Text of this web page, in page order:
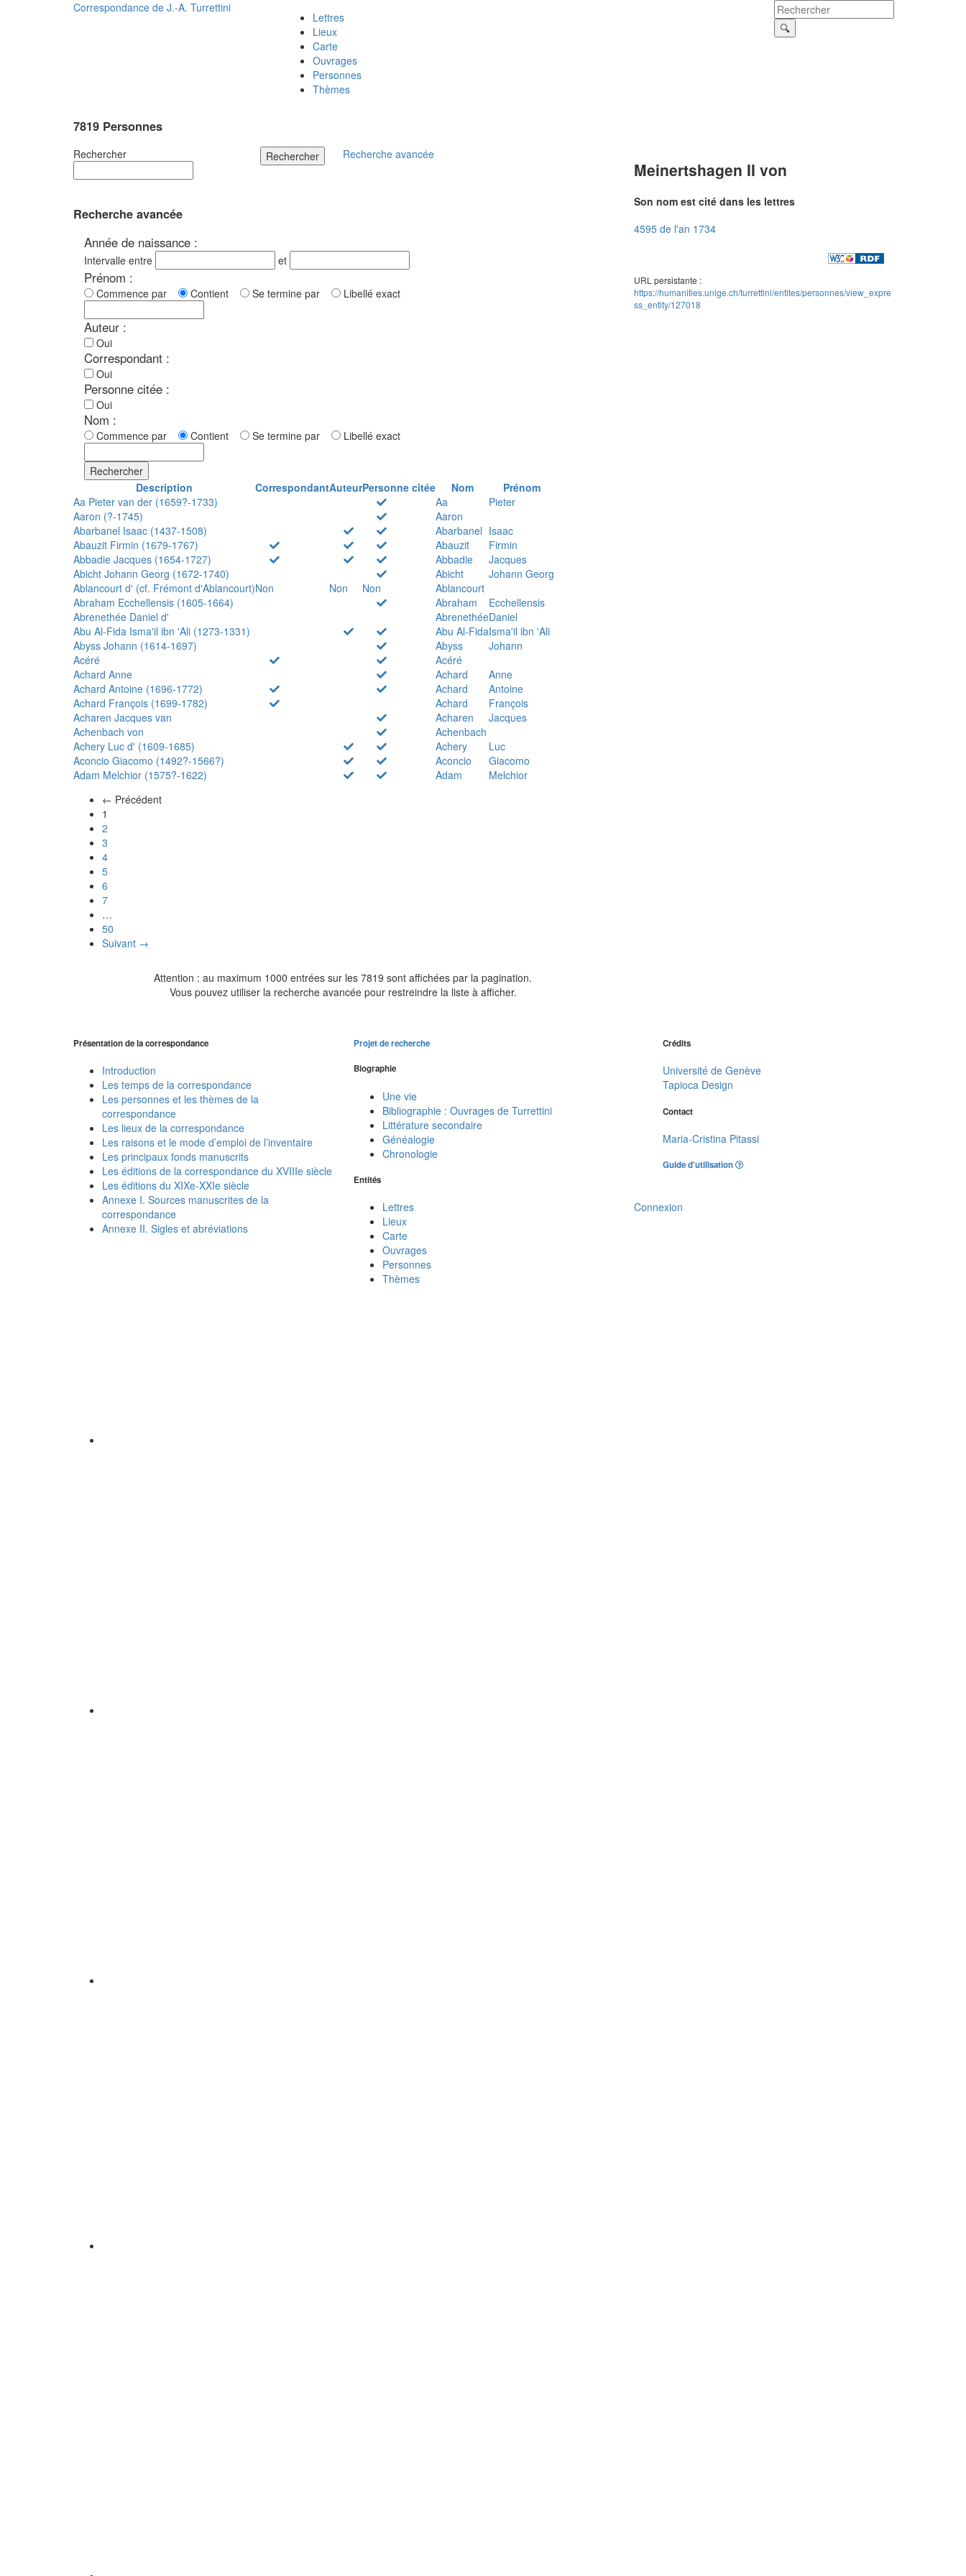
Correspondance de J.-A. Turrettini
Lettres
Lieux
Carte
Ouvrages
Personnes
Thèmes
7819 Personnes
Rechercher Rechercher Recherche avancée
Recherche avancée
Année de naissance :
Intervalle entre et
Prénom :
Commence par Contient Se termine par Libellé exact
Auteur :
Oui
Correspondant :
Oui
Personne citée :
Oui
Nom :
Commence par Contient Se termine par Libellé exact
Rechercher
Description
CorrespondantAuteurPersonne citée Nom
Prénom
Aa Pieter van der (1659?-1733)
Aa
Pieter
Aaron (?-1745)
Aaron
Abarbanel Isaac (1437-1508)
Abarbanel Isaac
Abauzit Firmin (1679-1767)
Abauzit
Firmin
Abbadie Jacques (1654-1727)
Abbadie
Jacques
Abicht Johann Georg (1672-1740)
Abicht
Johann Georg
Ablancourt d' (cf. Frémont d'Ablancourt)Non Non Non
Ablancourt
Abraham Ecchellensis (1605-1664)
Abraham
Ecchellensis
Abrenethée Daniel d'
AbrenethéeDaniel
Abu Al-Fida Isma'il ibn 'Ali (1273-1331)
Abu Al-FidaIsma'il ibn 'Ali
Abyss Johann (1614-1697)
Abyss
Johann
Acéré
Acéré
Achard Anne
Achard
Anne
Achard Antoine (1696-1772)
Achard
Antoine
Achard François (1699-1782)
Achard
François
Acharen Jacques van
Acharen
Jacques
Achenbach von
Achenbach
Achery Luc d' (1609-1685)
Achery
Luc
Aconcio Giacomo (1492?-1566?)
Aconcio
Giacomo
Adam Melchior (1575?-1622)
Adam
Melchior
← Précédent
1
2
3
4
5
6
7
…
50
Suivant →
Attention : au maximum 1000 entrées sur les 7819 sont affichées par la pagination.
Vous pouvez utiliser la recherche avancée pour restreindre la liste à afficher.
Meinertshagen II von
Son nom est cité dans les lettres
4595 de l'an 1734
URL persistante :
https://humanities.unige.ch/turrettini/entites/personnes/view_expre
ss_entity/127018
Présentation de la correspondance
Introduction
Les temps de la correspondance
Les personnes et les thèmes de la
correspondance
Les lieux de la correspondance
Les raisons et le mode d’emploi de l’inventaire
Les principaux fonds manuscrits
Les éditions de la correspondance du XVIIIe siècle
Les éditions du XIXe-XXIe siècle
Annexe I. Sources manuscrites de la
correspondance
Annexe II. Sigles et abréviations
Projet de recherche
Biographie
Une vie
Bibliographie : Ouvrages de Turrettini
Littérature secondaire
Généalogie
Chronologie
Entités
Lettres
Lieux
Carte
Ouvrages
Personnes
Thèmes
Crédits
Université de Genève
Tapioca Design
Contact
Maria-Cristina Pitassi
Guide d'utilisation
Connexion